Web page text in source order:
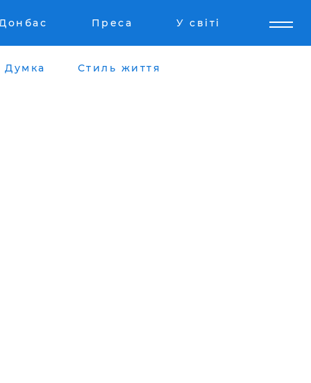
Преса У світі
Думка Стиль життя